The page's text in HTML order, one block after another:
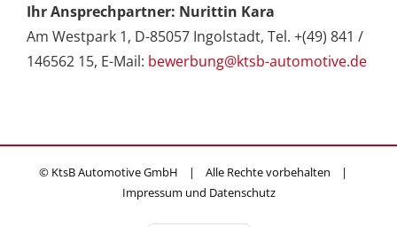
Ihr Ansprechpartner: Nurittin Kara
Am Westpark 1, D-85057 Ingolstadt, Tel. +(49) 841 /
146562 15, E-Mail: bewerbung@ktsb-automotive.de
© KtsB Automotive GmbH | Alle Rechte vorbehalten |
Impressum und Datenschutz